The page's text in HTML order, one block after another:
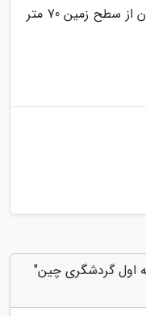
طبق تحقیقات تعیین شه که ارتفاع آن از سطح زمین 70 متر
اول گردشگری چین"